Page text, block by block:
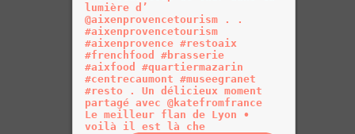
Le meilleur flan de Lyon •
voilà il est là che